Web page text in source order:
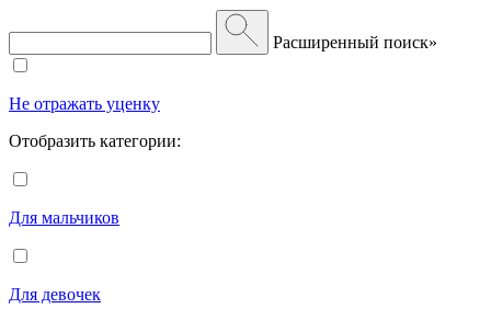
Расширенный поиск»
Не отражать уценку
Отобразить категории:
Для мальчиков
Для девочек